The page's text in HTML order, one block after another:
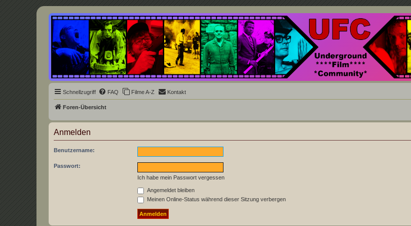
Underground Film Community
Die Underground Film Community ist ein deutschsprachiges Filmforum und ein Paradies für Cineasten und Filmsüchtige jenseits des Mainstreams.
Schnellzugriff FAQ Filme A-Z Kontakt
Foren-Übersicht
Anmelden
Benutzername:
Passwort:
Ich habe mein Passwort vergessen
Angemeldet bleiben
Meinen Online-Status während dieser Sitzung verbergen